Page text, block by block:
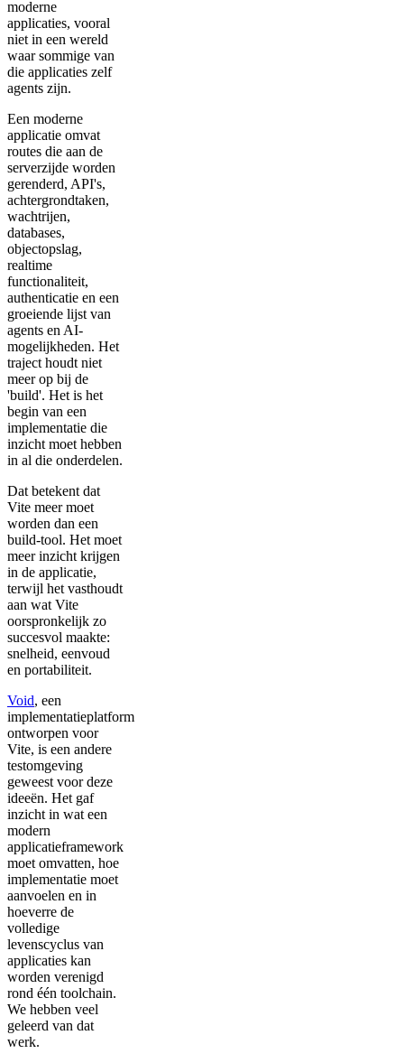
moderne
applicaties, vooral
niet in een wereld
waar sommige van
die applicaties zelf
agents zijn.
Een moderne
applicatie omvat
routes die aan de
serverzijde worden
gerenderd, API's,
achtergrondtaken,
wachtrijen,
databases,
objectopslag,
realtime
functionaliteit,
authenticatie en een
groeiende lijst van
agents en AI-
mogelijkheden. Het
traject houdt niet
meer op bij de
'build'. Het is het
begin van een
implementatie die
inzicht moet hebben
in al die onderdelen.
Dat betekent dat
Vite meer moet
worden dan een
build-tool. Het moet
meer inzicht krijgen
in de applicatie,
terwijl het vasthoudt
aan wat Vite
oorspronkelijk zo
succesvol maakte:
snelheid, eenvoud
en portabiliteit.
Void, een
implementatieplatform
ontworpen voor
Vite, is een andere
testomgeving
geweest voor deze
ideeën. Het gaf
inzicht in wat een
modern
applicatieframework
moet omvatten, hoe
implementatie moet
aanvoelen en in
hoeverre de
volledige
levenscyclus van
applicaties kan
worden verenigd
rond één toolchain.
We hebben veel
geleerd van dat
werk.